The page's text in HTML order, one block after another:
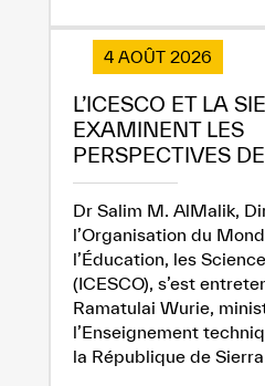
✪
✪ ✪
✪ ✪ ✪
✪ ✪ ✪ ✪
✪ ✪ ✪ ✪
4 AOÛT 2026
L’ICESCO ET LA
EXAMINENT LES
PERSPECTIVES
Dr Salim M. AlMalik,
l’Organisation du
l’Éducation, les
(ICESCO), s’est
Ramatulai Wurie,
l’Enseignement
la République de